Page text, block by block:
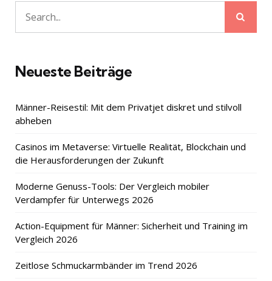
Search
for:
Neueste Beiträge
Männer-Reisestil: Mit dem Privatjet diskret und stilvoll
abheben
Casinos im Metaverse: Virtuelle Realität, Blockchain und
die Herausforderungen der Zukunft
Moderne Genuss-Tools: Der Vergleich mobiler
Verdampfer für Unterwegs 2026
Action-Equipment für Männer: Sicherheit und Training im
Vergleich 2026
Zeitlose Schmuckarmbänder im Trend 2026